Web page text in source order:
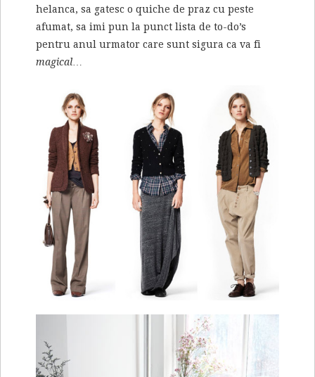
helanca, sa gatesc o quiche de praz cu peste
afumat, sa imi pun la punct lista de to-do’s
pentru anul urmator care sunt sigura ca va fi
magical